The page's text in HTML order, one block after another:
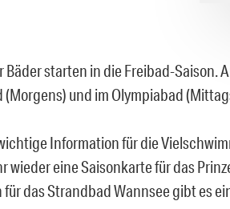
Bäder starten in die Freibad-Saison.
(Morgens) und im Olympiabad
Information für die
wieder eine Saisonkarte für das
für das Strandbad Wannsee gibt es